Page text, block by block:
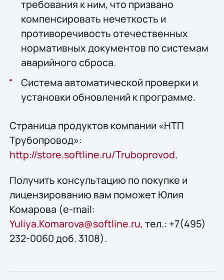
требования к ним, что призвано
компенсировать нечеткость и
противоречивость отечественных
нормативных документов по системам
аварийного сброса.
Система автоматической проверки и
установки обновлений к программе.
Страница продуктов компании «НТП
Трубопровод»:
http://store.softline.ru/Truboprovod.
Получить консультацию по покупке и
лицензированию вам поможет Юлия
Комарова (e-mail:
Yuliya.Komarova@softline.ru, тел.: +7(495)
232-0060 доб. 3108).